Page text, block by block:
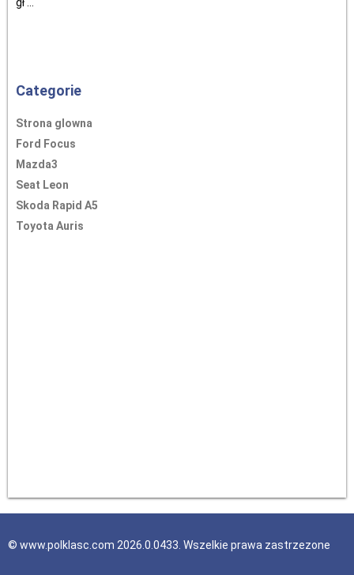
Categorie
Strona glowna
Ford Focus
Mazda3
Seat Leon
Skoda Rapid A5
Toyota Auris
© www.polklasc.com 2026.0.0433. Wszelkie prawa zastrzezone